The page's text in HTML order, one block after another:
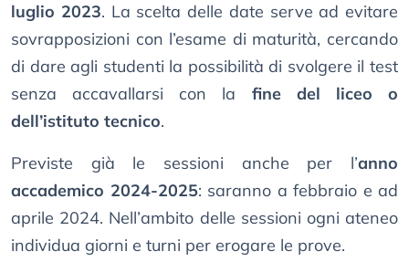
luglio 2023. La scelta delle date serve ad evitare
sovrapposizioni con l’esame di maturità, cercando
di dare agli studenti la possibilità di svolgere il test
senza accavallarsi con la fine del liceo o
dell’istituto tecnico.
Previste già le sessioni anche per l’anno
accademico 2024-2025: saranno a febbraio e ad
aprile 2024. Nell’ambito delle sessioni ogni ateneo
individua giorni e turni per erogare le prove.